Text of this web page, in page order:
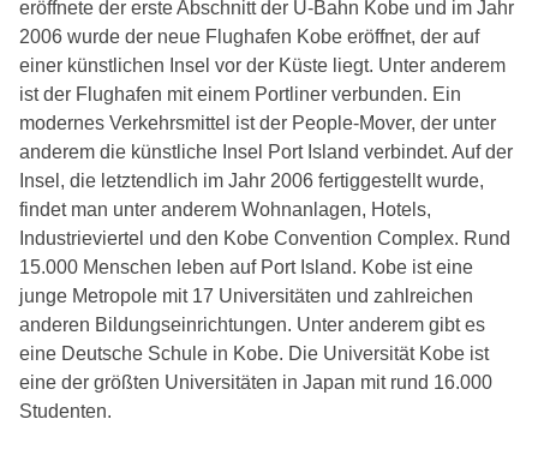
eröffnete der erste Abschnitt der U-Bahn Kobe und im Jahr
2006 wurde der neue Flughafen Kobe eröffnet, der auf
einer künstlichen Insel vor der Küste liegt. Unter anderem
ist der Flughafen mit einem Portliner verbunden. Ein
modernes Verkehrsmittel ist der People-Mover, der unter
anderem die künstliche Insel Port Island verbindet. Auf der
Insel, die letztendlich im Jahr 2006 fertiggestellt wurde,
findet man unter anderem Wohnanlagen, Hotels,
Industrieviertel und den Kobe Convention Complex. Rund
15.000 Menschen leben auf Port Island. Kobe ist eine
junge Metropole mit 17 Universitäten und zahlreichen
anderen Bildungseinrichtungen. Unter anderem gibt es
eine Deutsche Schule in Kobe. Die Universität Kobe ist
eine der größten Universitäten in Japan mit rund 16.000
Studenten.